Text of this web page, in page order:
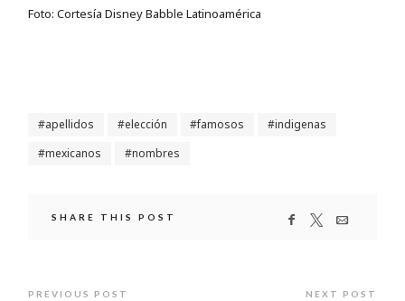
Foto: Cortesía Disney Babble Latinoamérica
apellidos elección famosos
indigenas
mexicanos
nombres
SHARE THIS POST
PREVIOUS POST NEXT POST